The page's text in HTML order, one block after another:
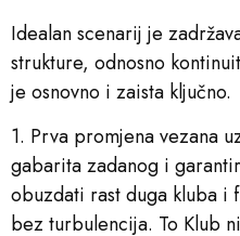
Idealan scenarij je
strukture, odnosno
je osnovno i zaista ključno.
1. Prva promjena vezana
gabarita zadanog i
obuzdati rast duga kluba i
bez turbulencija. To Klub